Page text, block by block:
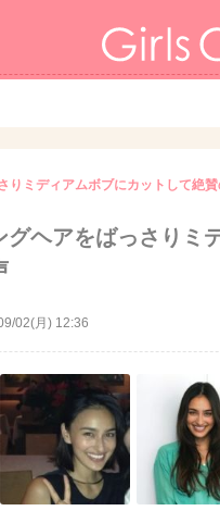
りミディアムボブにカットして絶
グヘアをばっさりミ
02(月) 12:36